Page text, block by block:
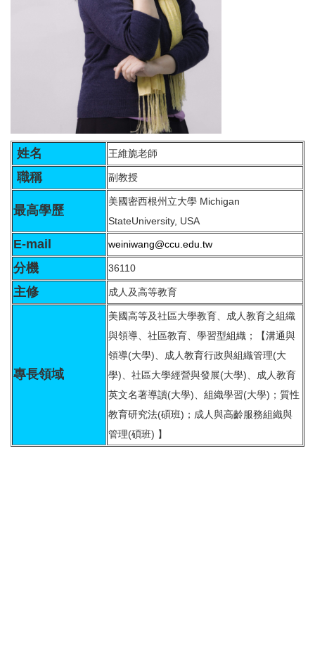
姓名 王維旎老師
職稱 副教授
最高學歷
美國密西根州立大學 Michigan
StateUniversity, USA
E-mail weiniwang@ccu.edu.tw
分機 36110
主修 成人及高等教育
專長領域
美國高等及社區大學教育、成人教育之組織
與領導、社區教育、學習型組織；【溝通與
領導(大學)、成人教育行政與組織管理(大
學)、社區大學經營與發展(大學)、成人教育
英文名著導讀(大學)、組織學習(大學)；質性
教育研究法(碩班)；成人與高齡服務組織與
管理(碩班) 】